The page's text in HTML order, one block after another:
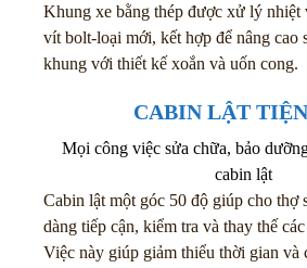
Khung xe bằng thép được xử lý nhiệt
vít bolt-loại mới, kết hợp để nâng cao
khung với thiết kế xoắn và uốn cong.
CABIN LẬT
Mọi công việc sửa chữa, bảo
cabin lật
Cabin lật một góc 50 độ giúp cho thợ
dàng tiếp cận, kiểm tra và thay thế
Việc này giúp giảm thiểu thời gian và